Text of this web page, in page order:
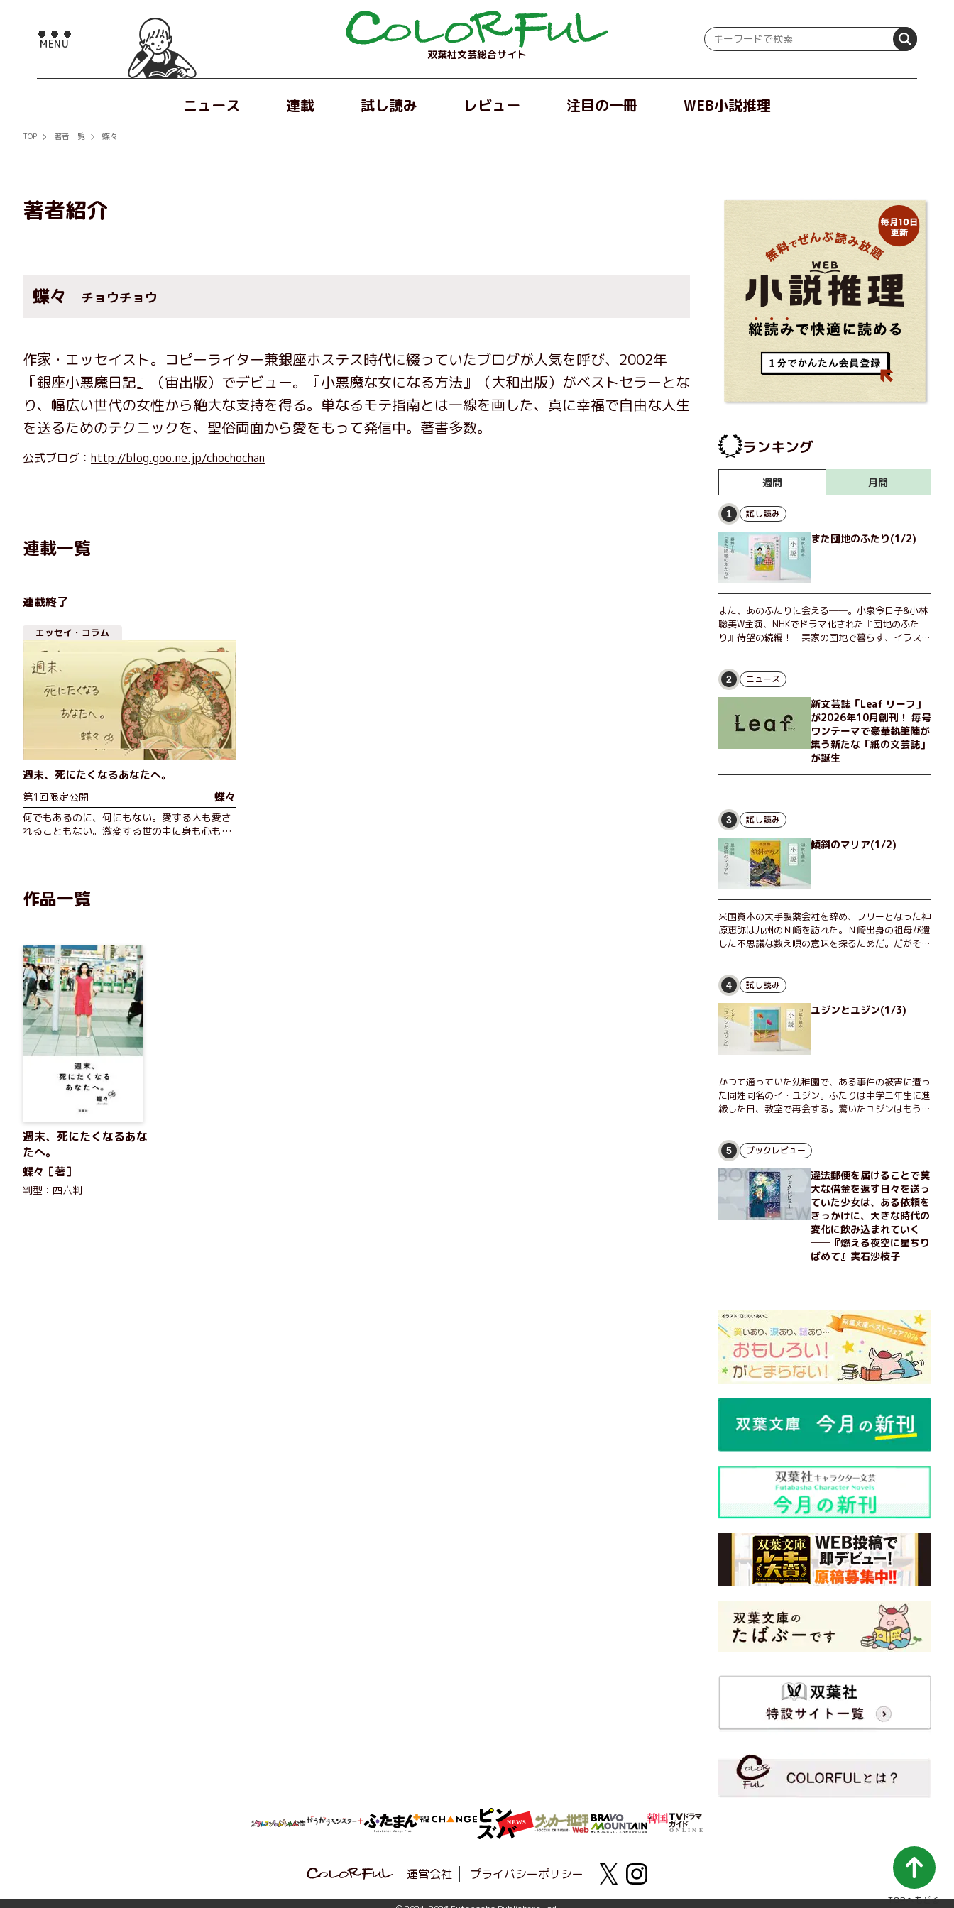
双葉社文芸総合サイト
ニュース 連載 試し読み レビュー 注目の一冊 WEB小説推理
TOP 著者一覧 蝶々
著者紹介
蝶々 チョウチョウ
作家・エッセイスト。コピーライター兼銀座ホステス時代に綴っていたブログが人気を呼び、2002年
『銀座小悪魔日記』（宙出版）でデビュー。『小悪魔な女になる方法』（大和出版）がベストセラーとな
り、幅広い世代の女性から絶大な支持を得る。単なるモテ指南とは一線を画した、真に幸福で自由な人生
を送るためのテクニックを、聖俗両面から愛をもって発信中。著書多数。
公式ブログ： http://blog.goo.ne.jp/chochochan
連載一覧
連載終了
エッセイ・コラム
週末、死にたくなるあなたへ。
第1回限定公開 蝶々
何でもあるのに、何にもない。愛する人も愛さ
れることもない。激変する世の中に身も心も疲
作品一覧
週末、死にたくなるあな
たへ。
蝶々［著］
判型：四六判
ランキング
週間 月間
1 試し読み
また団地のふたり(1/2)
また、あのふたりに会える――。小泉今日子&小林
聡美W主演、NHKでドラマ化された『団地のふた
り』待望の続編！ 実家の団地で暮らす、イラスト
ょっとした贅沢を楽しんだり、近所のおばちゃんの
恋バナを聞いてあげたり、部屋でふたりだけの「台
湾映画祭」を催したり。50代独身、幼なじみの変
わらぬ友情とささやかな幸せの日々を描く。
2 ニュース
新文芸誌「Leaf リーフ」
が2026年10月創刊！ 毎号
ワンテーマで豪華執筆陣が
集う新たな「紙の文芸誌」
が誕生
3 試し読み
傾斜のマリア(1/2)
米国資本の大手製薬会社を辞め、フリーとなった神
原恵弥は九州のＮ崎を訪れた。Ｎ崎出身の祖母が遺
した不思議な数え唄の意味を探るためだ。だがそん
出島で見つかったある物質について博士の意見を聞
きたいという。恵弥は、まるで影のような存在の博
士とまみえることはできるのか？ そして、唄の歌
詞「かたむくマリア」に込められた秘密とは？ 謎
めいたラストが鮮烈な余韻を残すシリーズ第四作！
4 試し読み
ユジンとユジン(1/3)
かつて通っていた幼稚園で、ある事件の被害に遭っ
た同姓同名のイ・ユジン。ふたりは中学二年生に進
級した日、教室で再会する。驚いたユジンはもうひ
て……。韓国で世代を超えて愛され続け、35万部を
突破したベストセラー小説の邦訳版。
5 ブックレビュー
違法郵便を届けることで莫
大な借金を返す日々を送っ
ていた少女は、ある依頼を
きっかけに、大きな時代の
変化に飲み込まれていく
──『燃える夜空に星ちり
ばめて』実石沙枝子
運営会社 プライバシーポリシー
TOPへもどる